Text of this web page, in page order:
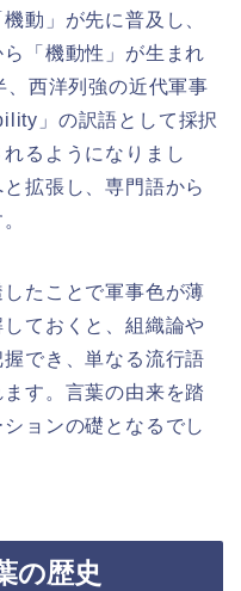
動」が先に普及し、
「機動性」が生まれ
西洋列強の近代軍事
」の訳語として採択
るようになりまし
拡張し、専門語から
たことで軍事色が薄
ておくと、組織論や
でき、単なる流行語
す。言葉の由来を踏
ョンの礎となるでし
の歴史